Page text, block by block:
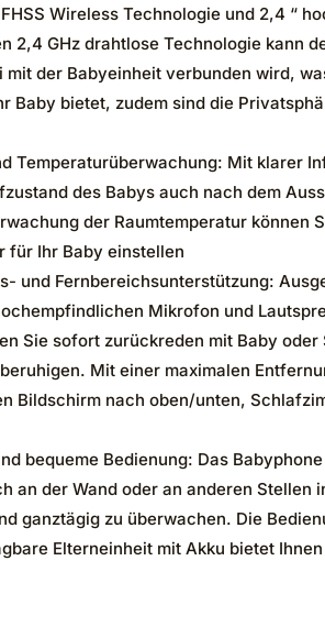
Wireless Technologie und 2,4 “
2,4 GHz drahtlose Technologie kann
der Babyeinheit verbunden wird,
Baby bietet, zudem sind die
Temperaturüberwachung: Mit klarer
des Babys auch nach dem
der Raumtemperatur können
für Ihr Baby einstellen
und Fernbereichsunterstützung:
Mikrofon und
Sie sofort zurückreden mit Baby
Mit einer maximalen
Bildschirm nach oben/unten,
bequeme Bedienung: Das
an der Wand oder an anderen Stellen
ganztägig zu überwachen. Die
Elterneinheit mit Akku bietet